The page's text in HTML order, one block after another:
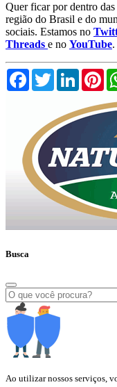
Quer ficar por dentro
região do Brasil e do
sociais. Estamos no
Threads e no YouTube
FacebookTwitter
Busca
Ao utilizar nossos serviços,